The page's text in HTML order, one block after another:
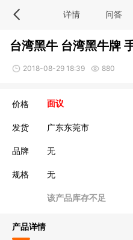
详情 问答
台湾黑牛 台湾黑牛牌
2018-08-29 18:39 880
价格 面议
发货 广东东莞市
品牌 无
规格 无
该产品库存不足
产品详情